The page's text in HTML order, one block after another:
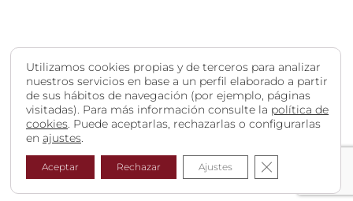
Utilizamos cookies propias y de terceros para analizar
nuestros servicios en base a un perfil elaborado a partir
de sus hábitos de navegación (por ejemplo, páginas
visitadas). Para más información consulte la política de
cookies. Puede aceptarlas, rechazarlas o configurarlas
en ajustes.
Aceptar Rechazar Ajustes Cerrar el